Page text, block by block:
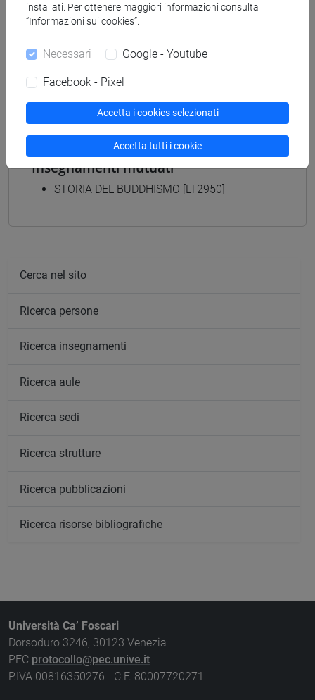
[LT40] LINGUE, CULTURE E SOCIETÀ DELL'ASIA
subcontinente indiano
Insegnamenti mutuati
STORIA DEL BUDDHISMO [LT2950]
Cerca nel sito
Ricerca persone
Ricerca insegnamenti
Ricerca aule
Ricerca sedi
Ricerca strutture
Ricerca pubblicazioni
Ricerca risorse bibliografiche
Università Ca’ Foscari
Dorsoduro 3246, 30123 Venezia
PEC protocollo@pec.unive.it
P.IVA 00816350276 - C.F. 80007720271
installati. Per ottenere maggiori informazioni consulta
“Informazioni sui cookies”.
Necessari Google - Youtube
Facebook - Pixel
Accetta i cookies selezionati
Accetta tutti i cookie